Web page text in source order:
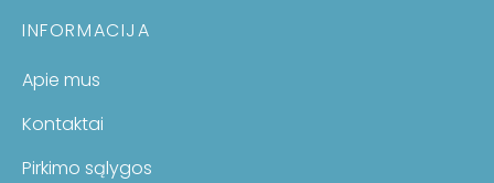
INFORMACIJA
Apie mus
Kontaktai
Pirkimo sąlygos